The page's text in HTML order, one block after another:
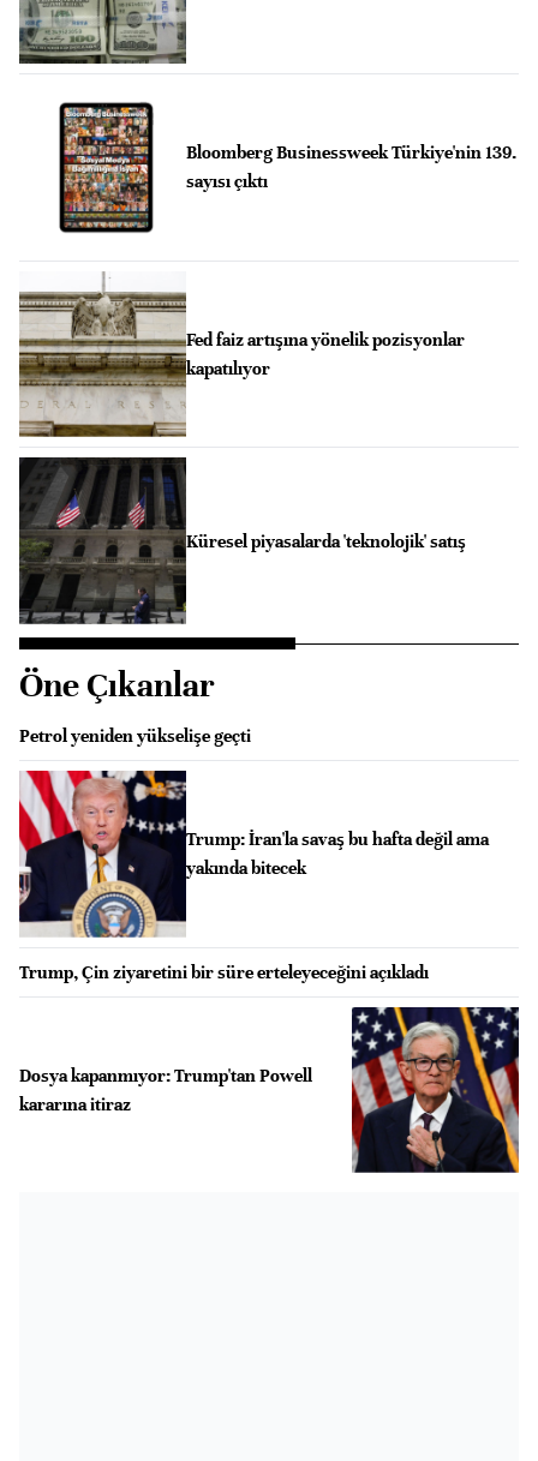
Bloomberg Businessweek Türkiye'nin 139.
sayısı çıktı
Fed faiz artışına yönelik pozisyonlar
kapatılıyor
Küresel piyasalarda 'teknolojik' satış
Öne Çıkanlar
Petrol yeniden yükselişe geçti
Trump: İran'la savaş bu hafta değil ama
yakında bitecek
Trump, Çin ziyaretini bir süre erteleyeceğini açıkladı
Dosya kapanmıyor: Trump'tan Powell
kararına itiraz